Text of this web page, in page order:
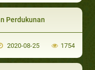
Perdukunan
2020-08-25 1754